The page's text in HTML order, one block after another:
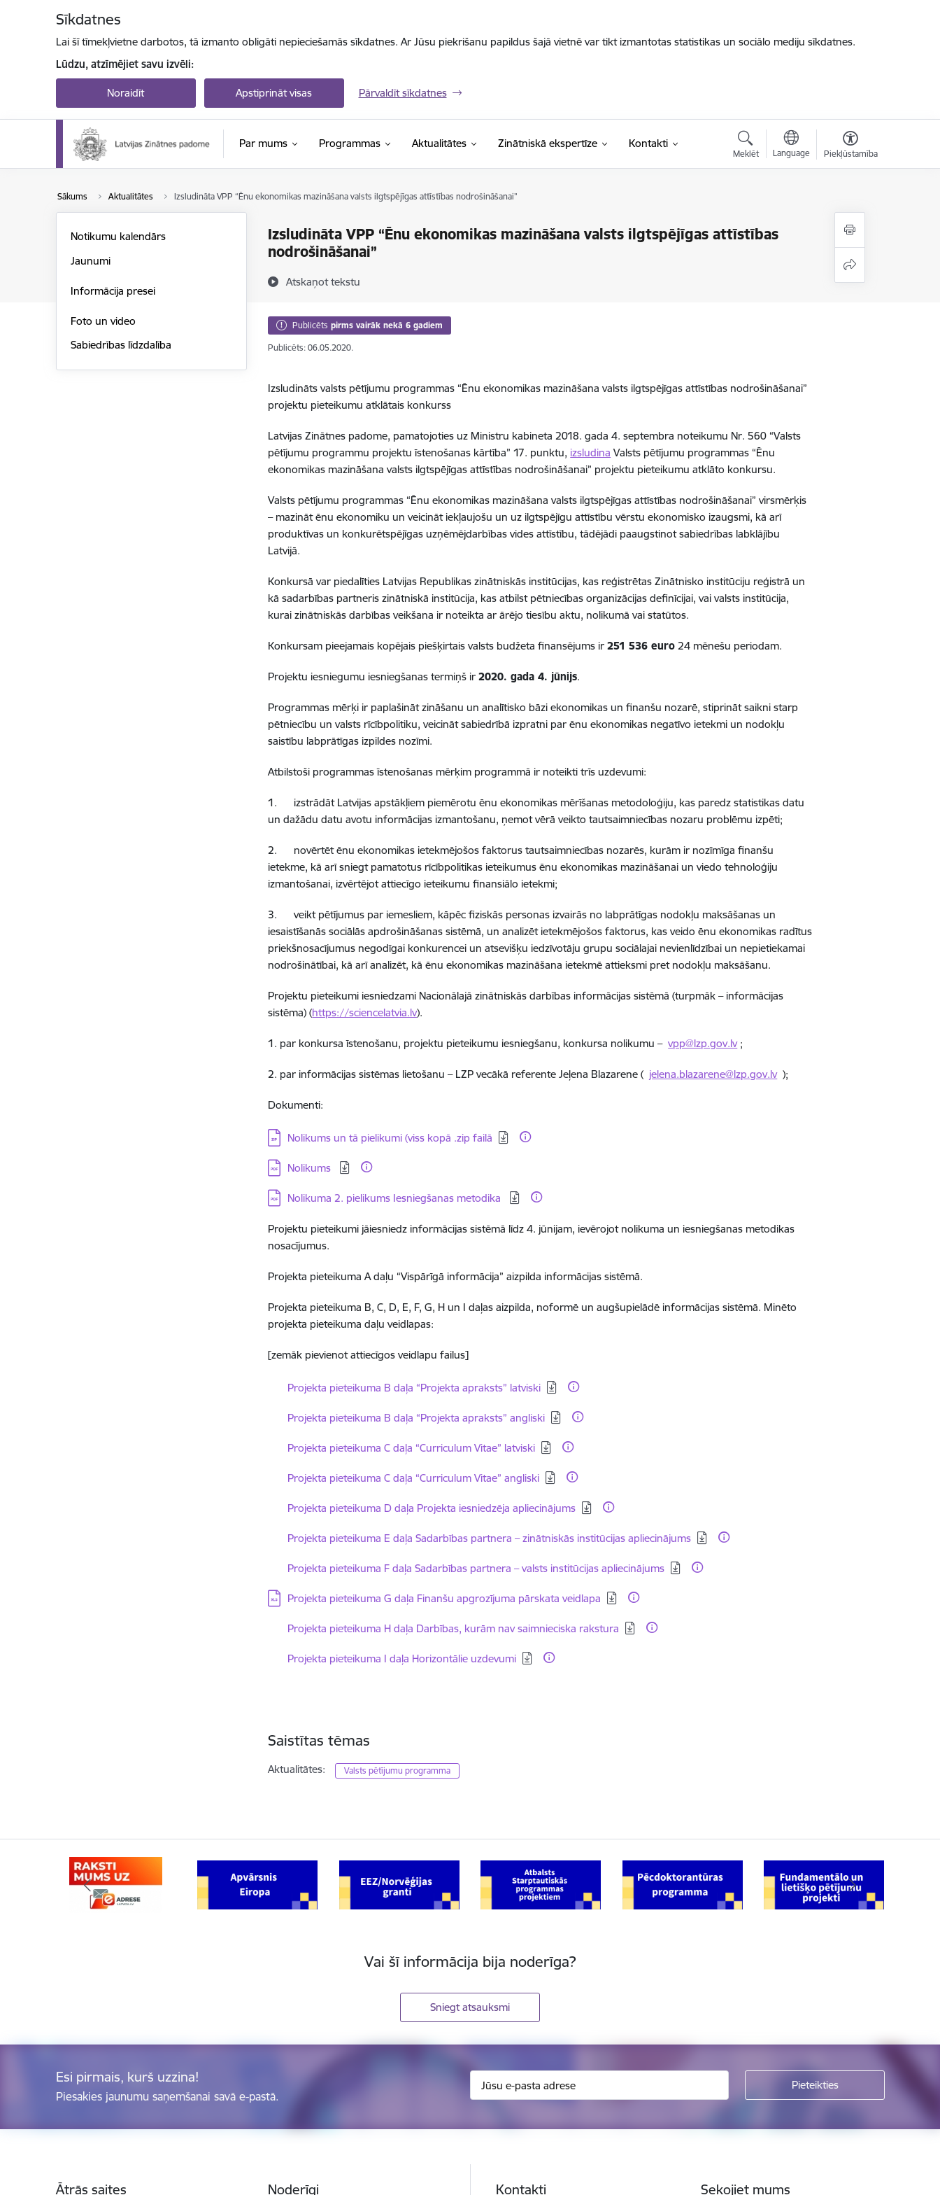
Sīkdatnes
Lai šī tīmekļvietne darbotos, tā izmanto obligāti nepieciešamās sīkdatnes. Ar Jūsu piekrišanu papildus šajā vietnē var tikt izmantotas statistikas un sociālo mediju sīkdatnes.
Lūdzu, atzīmējiet savu izvēli:
Noraidīt Apstiprināt visas Pārvaldīt sīkdatnes
Par mums Programmas Aktualitātes Zinātniskā ekspertīze Kontakti
Meklēt Language Piekļūstamība
Sākums Aktualitātes Izsludināta VPP “Ēnu ekonomikas mazināšana valsts ilgtspējīgas attīstības nodrošināšanai”
Izsludināta VPP “Ēnu ekonomikas mazināšana valsts ilgtspējīgas attīstības
nodrošināšanai”
Atskaņot tekstu
Notikumu kalendārs
Jaunumi
Informācija presei
Foto un video
Sabiedrības līdzdalība
Publicēts pirms vairāk nekā 6 gadiem
Publicēts: 06.05.2020.
Izsludināts valsts pētījumu programmas “Ēnu ekonomikas mazināšana valsts ilgtspējīgas attīstības nodrošināšanai”
projektu pieteikumu atklātais konkurss
Latvijas Zinātnes padome, pamatojoties uz Ministru kabineta 2018. gada 4. septembra noteikumu Nr. 560 “Valsts
pētījumu programmu projektu īstenošanas kārtība” 17. punktu, izsludina Valsts pētījumu programmas “Ēnu
ekonomikas mazināšana valsts ilgtspējīgas attīstības nodrošināšanai” projektu pieteikumu atklāto konkursu.
Valsts pētījumu programmas “Ēnu ekonomikas mazināšana valsts ilgtspējīgas attīstības nodrošināšanai” virsmērķis
– mazināt ēnu ekonomiku un veicināt iekļaujošu un uz ilgtspējīgu attīstību vērstu ekonomisko izaugsmi, kā arī
produktīvas un konkurētspējīgas uzņēmējdarbības vides attīstību, tādējādi paaugstinot sabiedrības labklājību
Latvijā.
Konkursā var piedalīties Latvijas Republikas zinātniskās institūcijas, kas reģistrētas Zinātnisko institūciju reģistrā un
kā sadarbības partneris zinātniskā institūcija, kas atbilst pētniecības organizācijas definīcijai, vai valsts institūcija,
kurai zinātniskās darbības veikšana ir noteikta ar ārējo tiesību aktu, nolikumā vai statūtos.
Konkursam pieejamais kopējais piešķirtais valsts budžeta finansējums ir251 536 euro 24 mēnešu periodam.
Projektu iesniegumu iesniegšanas termiņš ir2020. gada 4. jūnijs.
Programmas mērķi ir paplašināt zināšanu un analītisko bāzi ekonomikas un finanšu nozarē, stiprināt saikni starp
pētniecību un valsts rīcībpolitiku, veicināt sabiedrībā izpratni par ēnu ekonomikas negatīvo ietekmi un nodokļu
saistību labprātīgas izpildes nozīmi.
Atbilstoši programmas īstenošanas mērķim programmā ir noteikti trīs uzdevumi:
1. izstrādāt Latvijas apstākļiem piemērotu ēnu ekonomikas mērīšanas metodoloģiju, kas paredz statistikas datu
un dažādu datu avotu informācijas izmantošanu, ņemot vērā veikto tautsaimniecības nozaru problēmu izpēti;
2. novērtēt ēnu ekonomikas ietekmējošos faktorus tautsaimniecības nozarēs, kurām ir nozīmīga finanšu
ietekme, kā arī sniegt pamatotus rīcībpolitikas ieteikumus ēnu ekonomikas mazināšanai un viedo tehnoloģiju
izmantošanai, izvērtējot attiecīgo ieteikumu finansiālo ietekmi;
3. veikt pētījumus par iemesliem, kāpēc fiziskās personas izvairās no labprātīgas nodokļu maksāšanas un
iesaistīšanās sociālās apdrošināšanas sistēmā, un analizēt ietekmējošos faktorus, kas veido ēnu ekonomikas radītus
priekšnosacījumus negodīgai konkurencei un atsevišķu iedzīvotāju grupu sociālajai nevienlīdzībai un nepietiekamai
nodrošinātībai, kā arī analizēt, kā ēnu ekonomikas mazināšana ietekmē attieksmi pret nodokļu maksāšanu.
Projektu pieteikumi iesniedzami Nacionālajā zinātniskās darbības informācijas sistēmā (turpmāk – informācijas
sistēma) (https://sciencelatvia.lv).
1. par konkursa īstenošanu, projektu pieteikumu iesniegšanu, konkursa nolikumu –vpp@lzp.gov.lv;
2. par informācijas sistēmas lietošanu – LZP vecākā referente Jeļena Blazarene ( jelena.blazarene@lzp.gov.lv);
Dokumenti:
Lejupielādēt:
Nolikums un tā pielikumi (viss kopā .zip failā
Lejupielādēt:
Nolikums
Lejupielādēt:
Nolikuma 2. pielikums Iesniegšanas metodika
Projektu pieteikumi jāiesniedz informācijas sistēmā līdz 4. jūnijam, ievērojot nolikuma un iesniegšanas metodikas
nosacījumus.
Projekta pieteikuma A daļu “Vispārīgā informācija” aizpilda informācijas sistēmā.
Projekta pieteikuma B, C, D, E, F, G, H un I daļas aizpilda, noformē un augšupielādē informācijas sistēmā. Minēto
projekta pieteikuma daļu veidlapas:
[zemāk pievienot attiecīgos veidlapu failus]
Lejupielādēt:
Projekta pieteikuma B daļa “Projekta apraksts” latviski
Lejupielādēt:
Projekta pieteikuma B daļa “Projekta apraksts” angliski
Lejupielādēt:
Projekta pieteikuma C daļa “Curriculum Vitae” latviski
Lejupielādēt:
Projekta pieteikuma C daļa “Curriculum Vitae” angliski
Lejupielādēt:
Projekta pieteikuma D daļa Projekta iesniedzēja apliecinājums
Lejupielādēt:
Projekta pieteikuma E daļa Sadarbības partnera – zinātniskās institūcijas apliecinājums
Lejupielādēt:
Projekta pieteikuma F daļa Sadarbības partnera – valsts institūcijas apliecinājums
Lejupielādēt:
Projekta pieteikuma G daļa Finanšu apgrozījuma pārskata veidlapa
Lejupielādēt:
Projekta pieteikuma H daļa Darbības, kurām nav saimnieciska rakstura
Lejupielādēt:
Projekta pieteikuma I daļa Horizontālie uzdevumi
Saistītas tēmas
Aktualitātes: Valsts pētījumu programma
Vai šī informācija bija noderīga?
Sniegt atsauksmi
Esi pirmais, kurš uzzina!
Piesakies jaunumu saņemšanai savā e-pastā.
Ātrās saites Noderīgi Kontakti Sekojiet mums